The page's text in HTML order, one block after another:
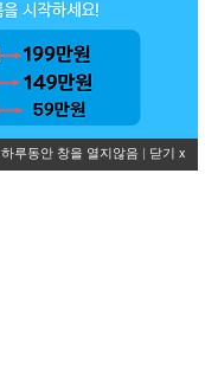
하루동안 창을 열지않음 | 닫기 x